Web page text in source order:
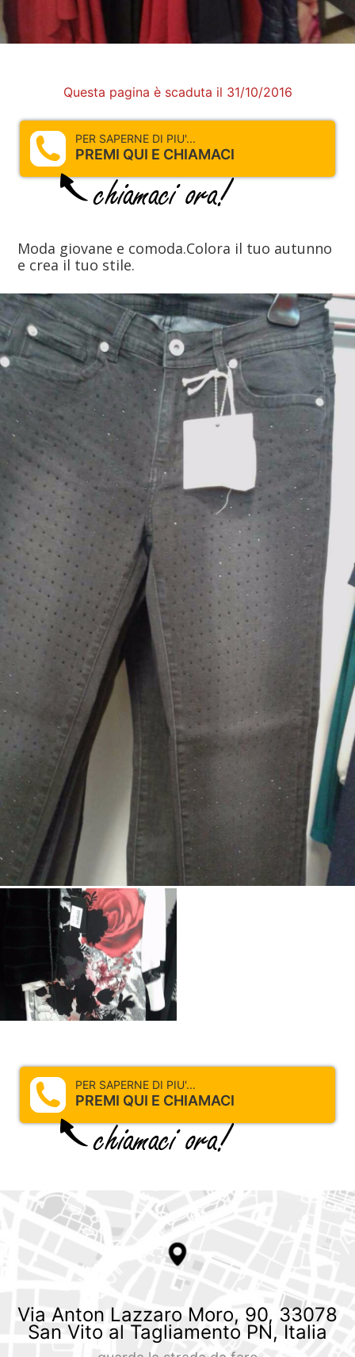
Questa pagina è scaduta il 31/10/2016
PER SAPERNE DI PIU'...
PREMI QUI E CHIAMACI
Moda giovane e comoda.Colora il tuo autunno
e crea il tuo stile.
PER SAPERNE DI PIU'...
PREMI QUI E CHIAMACI
Via Anton Lazzaro Moro, 90, 33078
San Vito al Tagliamento PN, Italia